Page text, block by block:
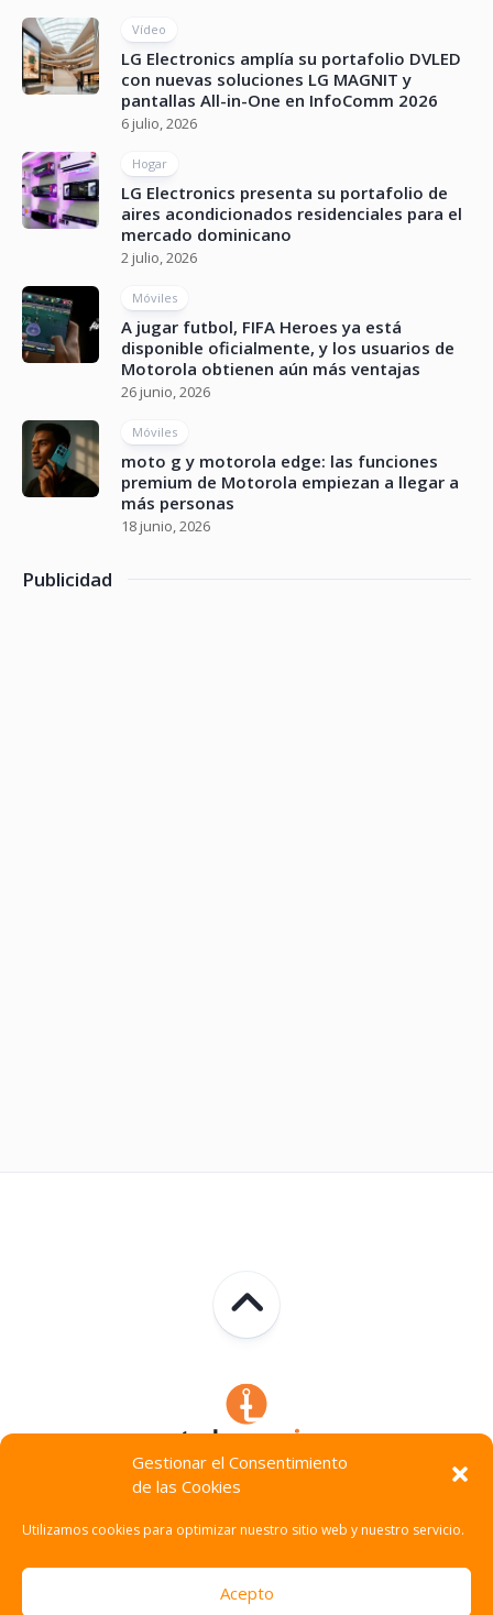
Gestionar el Consentimiento
de las Cookies
Utilizamos cookies para optimizar nuestro sitio web y nuestro servicio.
Acepto
Vídeo
LG Electronics amplía su portafolio DVLED
con nuevas soluciones LG MAGNIT y
pantallas All-in-One en InfoComm 2026
6 julio, 2026
Hogar
LG Electronics presenta su portafolio de
aires acondicionados residenciales para el
mercado dominicano
2 julio, 2026
Móviles
A jugar futbol, FIFA Heroes ya está
disponible oficialmente, y los usuarios de
Motorola obtienen aún más ventajas
26 junio, 2026
Móviles
moto g y motorola edge: las funciones
premium de Motorola empiezan a llegar a
más personas
18 junio, 2026
Publicidad
Technocracia © 2026. Todos Los Derechos Reservados.